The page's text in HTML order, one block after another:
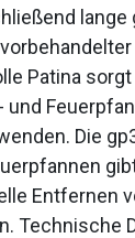
Patina
und
Die
Entfernen
Technische